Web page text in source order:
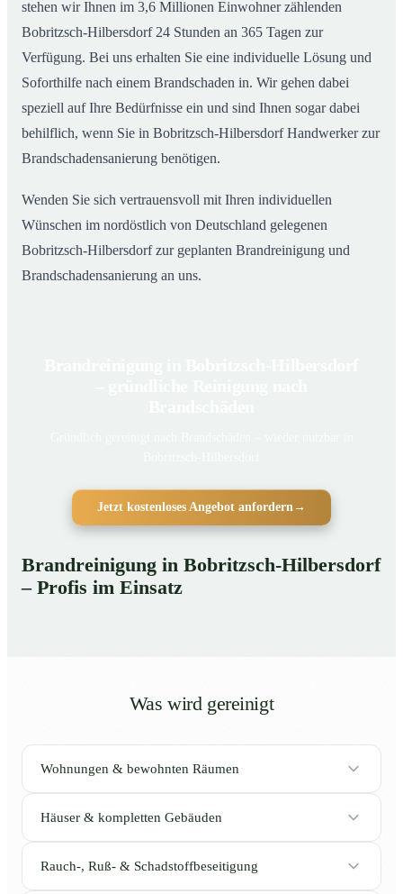
stehen wir Ihnen im 3,6 Millionen Einwohner zählenden
Bobritzsch-Hilbersdorf 24 Stunden an 365 Tagen zur
Verfügung. Bei uns erhalten Sie eine individuelle Lösung und
Soforthilfe nach einem Brandschaden in. Wir gehen dabei
speziell auf Ihre Bedürfnisse ein und sind Ihnen sogar dabei
behilflich, wenn Sie in Bobritzsch-Hilbersdorf Handwerker zur
Brandschadensanierung benötigen.
Wenden Sie sich vertrauensvoll mit Ihren individuellen
Wünschen im nordöstlich von Deutschland gelegenen
Bobritzsch-Hilbersdorf zur geplanten Brandreinigung und
Brandschadensanierung an uns.
Jetzt kostenloses Angebot anfordern→
Brandreinigung in Bobritzsch-Hilbersdorf
– Profis im Einsatz
Was wird gereinigt
Wohnungen & bewohnten Räumen
Häuser & kompletten Gebäuden
Rauch-, Ruß- & Schadstoffbeseitigung